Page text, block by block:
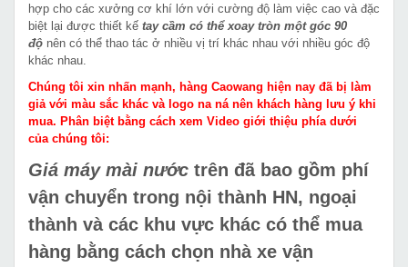
hợp cho các xưởng cơ khí lớn với cường độ làm việc cao và đặc
biệt lại được thiết kế tay cầm có thể xoay tròn một góc 90
độ nên có thể thao tác ở nhiều vị trí khác nhau với nhiều góc độ
khác nhau.
Chúng tôi xin nhấn mạnh, hàng Caowang hiện nay đã bị làm
giả với màu sắc khác và logo na ná nên khách hàng lưu ý khi
mua. Phân biệt bằng cách xem Video giới thiệu phía dưới
của chúng tôi:
Giá máy mài nước trên đã bao gồm phí
vận chuyển trong nội thành HN, ngoại
thành và các khu vực khác có thể mua
hàng bằng cách chọn nhà xe vận